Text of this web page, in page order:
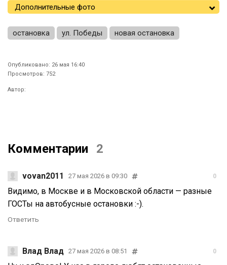
Дополнительные фото
остановка ул. Победы новая остановка
Опубликовано: 26 мая 16:40
Просмотров: 752
Автор:
Комментарии 2
vovan2011 27 мая 2026 в 09:30 0
Видимо, в Москве и в Московской области — разные
ГОСТы на автобусные остановки :-).
Ответить
Влад Влад 27 мая 2026 в 08:51 0